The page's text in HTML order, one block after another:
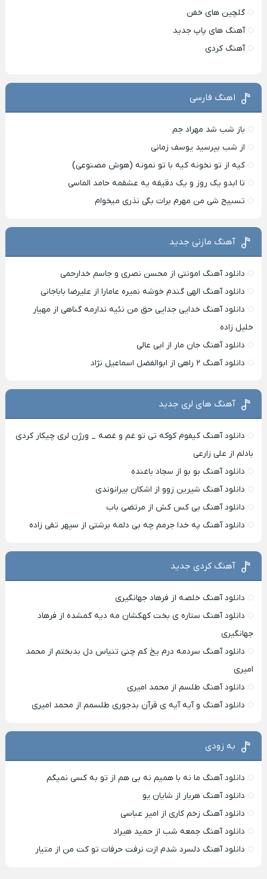
گلچین های خفن
آهنگ های پاپ جدید
آهنگ کردی
اهنگ فارسی
باز شب شد مهراد جم
از شب بپرسید یوسف زمانی
کیه از تو نخونه کیه با تو نمونه (هوش مصنوعی)
تا ابدو یک روز و یک دقیقه یه عشقمه حامد الماسی
تسبیح شی من مهرم برات بگی نذری میخوام
آهنگ مازنی جدید
دانلود آهنگ امونتی از محسن نصری و جاسم خدارحمی
دانلود آهنگ الهی گندم خوشه نمیره عامارا از علیرضا باباجانی
دانلود آهنگ خدایی جدایی حق من نئیه ندارمه گناهی از مهیار
خلیل زاده
دانلود آهنگ جان مار از ابی عالی
دانلود آهنگ ۲ راهی از ابوالفضل اسماعیل نژاد
آهنگ های لری جدید
دانلود آهنگ کیفوم کوکه تی تو غم و غصه _ ورژن لری چیکار کردی
بادلم از علی زارعی
دانلود آهنگ بو بو از سجاد باغنده
دانلود آهنگ شیرین زوو از اشکان بیرانوندی
دانلود آهنگ بی کس کش از مرتضی باب
دانلود آهنگ په خدا جرمم چه بی دلمه برشتی از سپهر تقی زاده
آهنگ کردی جدید
دانلود آهنگ خلصه از فرهاد جهانگیری
دانلود آهنگ ستاره ی بخت کهکشان مه دیه گمشده از فرهاد
جهانگیری
دانلود آهنگ سردمه درم یخ کم چنی تنیاس دل بدبختم از محمد
امیری
دانلود آهنگ طلسم از محمد امیری
دانلود آهنگ و آیه آیه ی قرآن بدجوری طلسمم از محمد امیری
به زودی
دانلود آهنگ ما نه با همیم نه بی هم از تو به کسی نمیگم
دانلود آهنگ هربار از شایان یو
دانلود آهنگ زخم کاری از امیر عباسی
دانلود آهنگ جمعه شب از حمید هیراد
دانلود آهنگ دلسرد شدم ازت نرفت حرفات تو کت من از متیار